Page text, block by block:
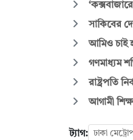
সাকিবের
আমিও চাই
গণমাধ্যম
রাষ্ট্রপতি
আগামী
ট্যাগ: ঢাকা